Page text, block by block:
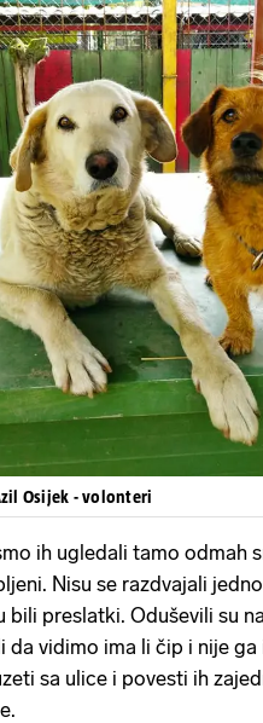
Osijek - volonteri
ih ugledali tamo odmah
Nisu se razdvajali
bili preslatki. Oduševili su
da vidimo ima li čip i nije ga
sa ulice i povesti ih